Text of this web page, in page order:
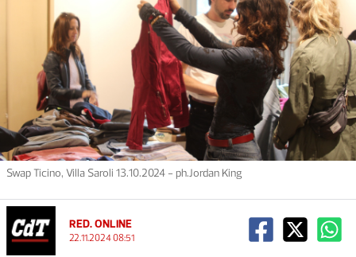
Swap Ticino, Villa Saroli 13.10.2024 - ph.Jordan King
RED. ONLINE
22.11.2024 08:51